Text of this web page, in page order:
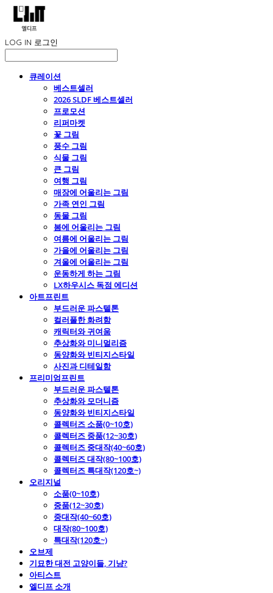
LOG IN 로그인
큐레이션
베스트셀러
2026 SLDF 베스트셀러
프로모션
리퍼마켓
꽃 그림
풍수 그림
식물 그림
큰 그림
여행 그림
매장에 어울리는 그림
가족 연인 그림
동물 그림
봄에 어울리는 그림
여름에 어울리는 그림
가을에 어울리는 그림
겨울에 어울리는 그림
운동하게 하는 그림
LX하우시스 독점 에디션
아트프린트
부드러운 파스텔톤
컬러풀한 화려함
캐릭터와 귀여움
추상화와 미니멀리즘
동양화와 빈티지스타일
사진과 디테일함
프리미엄프린트
부드러운 파스텔톤
추상화와 모더니즘
동양화와 빈티지스타일
콜렉터즈 소품(0~10호)
콜렉터즈 중품(12~30호)
콜렉터즈 중대작(40~60호)
콜렉터즈 대작(80~100호)
콜렉터즈 특대작(120호~)
오리지널
소품(0~10호)
중품(12~30호)
중대작(40~60호)
대작(80~100호)
특대작(120호~)
오브제
기묘한 대전 고양이들, 기냥?
아티스트
엘디프 소개